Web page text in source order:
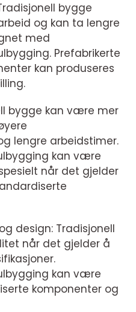
bygge
og kan ta lengre
med
Prefabrikerte
kan produseres
bygge kan være mer
lengre arbeidstimer.
kan være
når det gjelder
design: Tradisjonell
når det gjelder å
kan være
komponenter og